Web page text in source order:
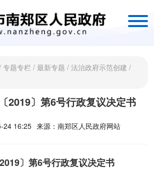
专题专栏 / 最新专题 / 法治政府示范创建 /
2019〕第6号行政复议决定书
24 16:25 来源： 南郑区人民政府网站
〕第6号行政复议决定书